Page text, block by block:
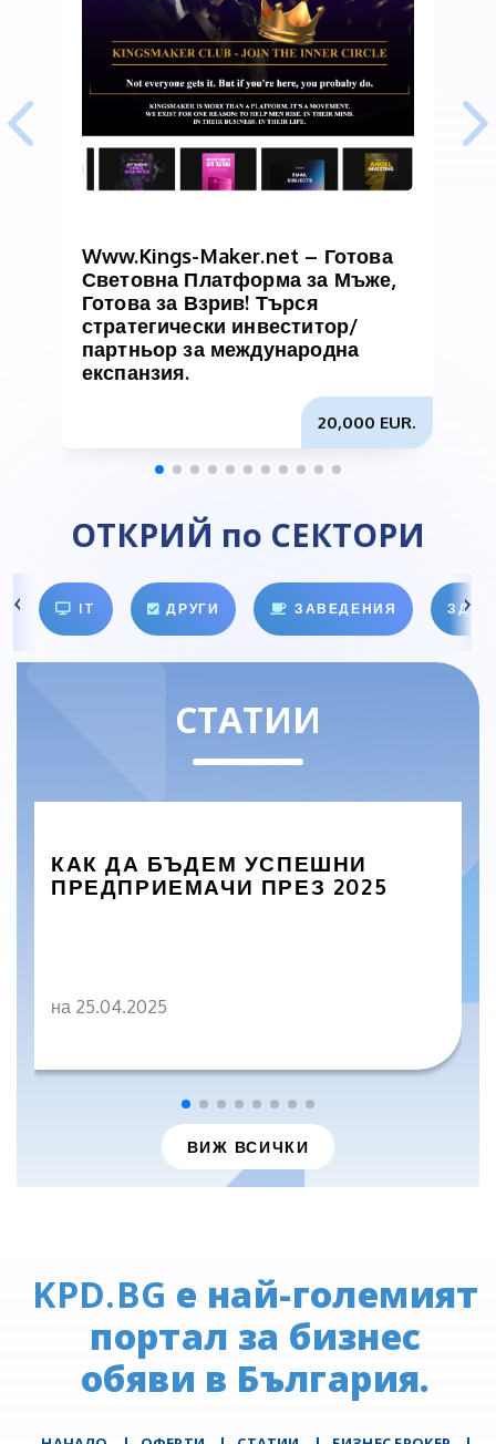
Www.Kings-Maker.net – Готова
Световна Платформа за Мъже,
Готова за Взрив! Търся
стратегически инвеститор/
партньор за международна
експанзия.
20,000 EUR.
ОТКРИЙ по СЕКТОРИ
IT ДРУГИ ЗАВЕДЕНИЯ
СТАТИИ
КАК ДА БЪДЕМ УСПЕШНИ
ПРЕДПРИЕМАЧИ ПРЕЗ 2025
на 25.04.2025
ВИЖ ВСИЧКИ
KPD.BG е най-големият
портал за бизнес
обяви в България.